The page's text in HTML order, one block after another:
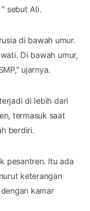
sebut Ali.
di bawah umur.
Di bawah umur,
ujarnya.
di lebih dari
termasuk saat
berdiri.
pesantren. Itu ada
keterangan
kamar